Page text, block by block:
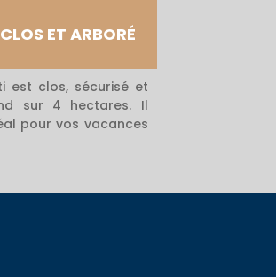
ET ARBORÉ
est clos, sécurisé et
sur 4 hectares. Il
pour vos vacances